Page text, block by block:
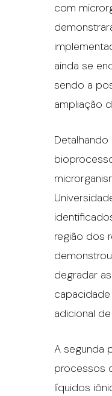
com
ainda se
sendo a
ampliação
região dos
degradar
adicional
A segunda
processos
líquidos